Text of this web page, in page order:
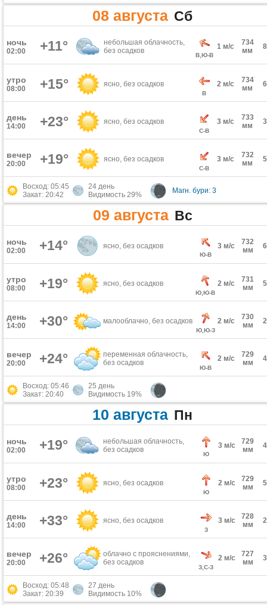
08 августа Сб
ночь
02:00 +11°
небольшая облачность,
без осадков
В,Ю-В
1 м/с
734
мм
утро
08:00 +15° ясно, без осадков
В
2 м/с
734
мм
день
14:00 +23° ясно, без осадков
С-В
3 м/с
733
мм
вечер
20:00 +19° ясно, без осадков
С-В
3 м/с
732
мм
Восход: 05:45
Закат: 20:42
24 день
Видимость 29%
Магн. бури: 3
09 августа Вс
ночь
02:00 +14° ясно, без осадков
Ю-В
3 м/с
732
мм
утро
08:00 +19° ясно, без осадков
Ю,Ю-В
2 м/с
731
мм
день
14:00 +30° малооблачно, без осадков
Ю,Ю-З
2 м/с
730
мм
вечер
20:00 +24°
переменная облачность,
без осадков
Ю-В
2 м/с
729
мм
Восход: 05:46
Закат: 20:40
25 день
Видимость 19%
10 августа Пн
ночь
02:00 +19°
небольшая облачность,
без осадков
Ю
3 м/с
729
мм
утро
08:00 +23° ясно, без осадков
Ю
2 м/с
729
мм
день
14:00 +33° ясно, без осадков
З
3 м/с
728
мм
вечер
20:00 +26°
облачно с прояснениями,
без осадков
З,С-З
2 м/с
727
мм
Восход: 05:48
Закат: 20:39
27 день
Видимость 10%